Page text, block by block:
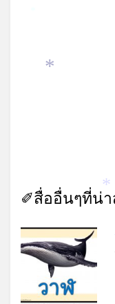
✐สื่ออื่นๆที่น่*